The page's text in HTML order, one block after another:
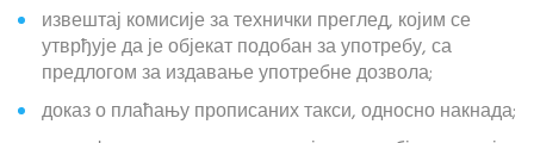
извештај комисије за технички преглед, којим се
утврђује да је објекат подобан за употребу, са
предлогом за издавање употребне дозвола;
доказ о плаћању прописаних такси, односно накнада;